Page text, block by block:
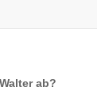
ab?